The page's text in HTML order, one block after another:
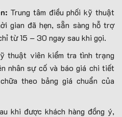
Trung tâm điều phối kỹ thuật
gian đã hẹn, sẵn sàng hỗ trợ
từ 15 – 30 ngay sau khi gọi.
thuật viên kiểm tra tình trạng
nhân sự cố và báo giá chi tiết
theo bảng giá chuẩn của
khi được khách hàng đồng ý,